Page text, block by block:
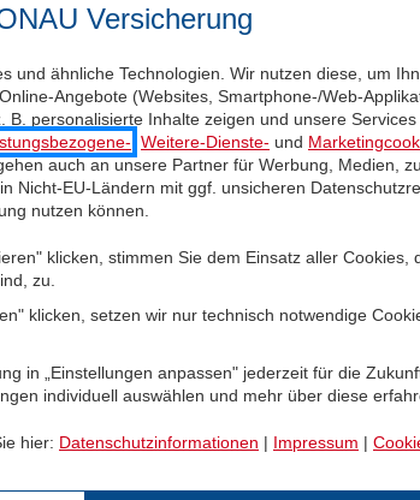
Versicherung
und ähnliche Technologien. Wir nutzen diese, um
Angebote (Websites, Smartphone-/Web-
B. personalisierte Inhalte zeigen und unsere
Weitere-Dienste- und
auch an unsere Partner für Werbung, Medien,
Nicht-EU-Ländern mit ggf. unsicheren
nutzen können.
klicken, stimmen Sie dem Einsatz aller Cookies,
zu.
klicken, setzen wir nur technisch notwendige
in „Einstellungen anpassen" jederzeit für die
individuell auswählen und mehr über diese
hier: Datenschutzinformationen | Impressum |